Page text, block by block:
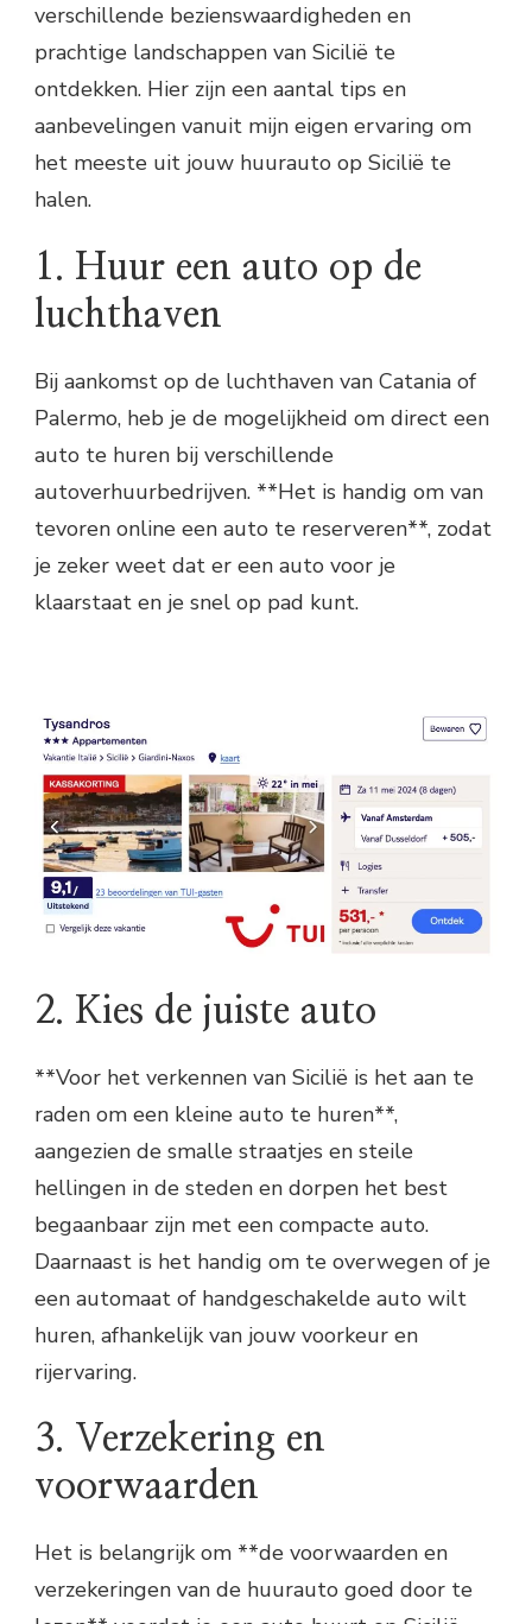
verschillende bezienswaardigheden en
prachtige landschappen van Sicilië te
ontdekken. Hier zijn een aantal tips en
aanbevelingen vanuit mijn eigen ervaring om
het meeste uit jouw huurauto op Sicilië te
halen.
1. Huur een auto op de
luchthaven
Bij aankomst op de luchthaven van Catania of
Palermo, heb je de mogelijkheid om direct een
auto te huren bij verschillende
autoverhuurbedrijven. **Het is handig om van
tevoren online een auto te reserveren**, zodat
je zeker weet dat er een auto voor je
klaarstaat en je snel op pad kunt.
2. Kies de juiste auto
**Voor het verkennen van Sicilië is het aan te
raden om een kleine auto te huren**,
aangezien de smalle straatjes en steile
hellingen in de steden en dorpen het best
begaanbaar zijn met een compacte auto.
Daarnaast is het handig om te overwegen of je
een automaat of handgeschakelde auto wilt
huren, afhankelijk van jouw voorkeur en
rijervaring.
3. Verzekering en
voorwaarden
Het is belangrijk om **de voorwaarden en
verzekeringen van de huurauto goed door te